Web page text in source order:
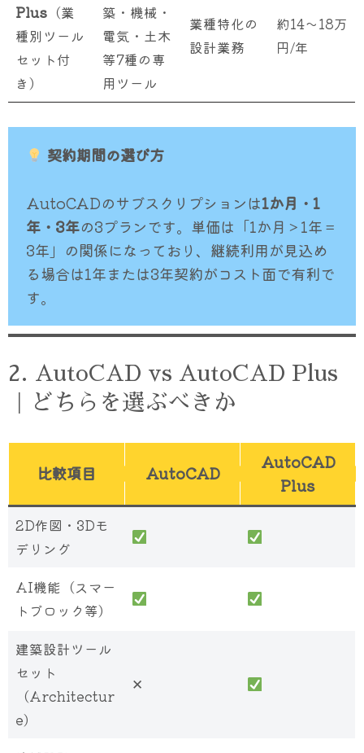
Plus （業
種別ツール
セット付
き）
築・機械・
電気・土木
等7種の専
用ツール
業種特化の
設計業務
約14〜18万
円/年
契約期間の選び方
AutoCADのサブスクリプションは1か月・1
年・3年の3プランです。単価は「1か月＞1年＝
3年」の関係になっており、継続利用が見込め
る場合は1年または3年契約がコスト面で有利で
す。
2. AutoCAD vs AutoCAD Plus
｜どちらを選ぶべきか
比較項目 AutoCAD
AutoCAD
Plus
2D作図・3Dモ
デリング
AI機能（スマー
トブロック等）
建築設計ツール
セット
（Architectur
e）
✕